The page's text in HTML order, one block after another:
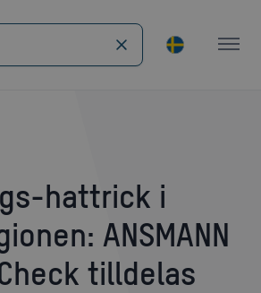
ANSMANN
tilldelas